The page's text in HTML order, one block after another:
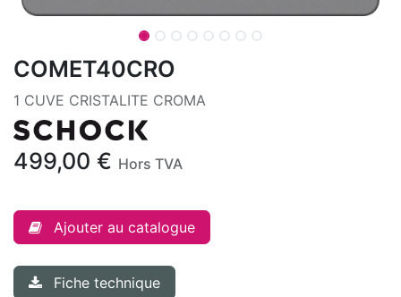
COMET40CRO
1 CUVE CRISTALITE CROMA
499,00 € Hors TVA
Ajouter au catalogue
Fiche technique